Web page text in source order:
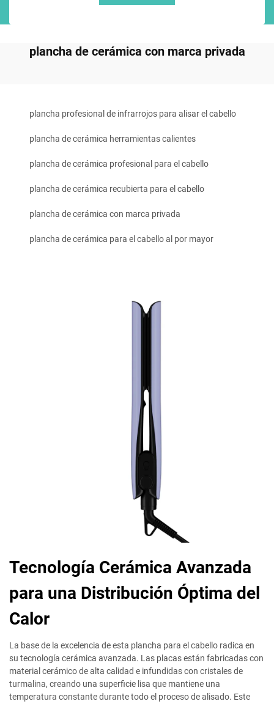
plancha de cerámica con marca privada
plancha profesional de infrarrojos para alisar el cabello
plancha de cerámica herramientas calientes
plancha de cerámica profesional para el cabello
plancha de cerámica recubierta para el cabello
plancha de cerámica con marca privada
plancha de cerámica para el cabello al por mayor
Tecnología Cerámica Avanzada
para una Distribución Óptima del
Calor
La base de la excelencia de esta plancha para el cabello radica en
su tecnología cerámica avanzada. Las placas están fabricadas con
material cerámico de alta calidad e infundidas con cristales de
turmalina, creando una superficie lisa que mantiene una
temperatura constante durante todo el proceso de alisado. Este